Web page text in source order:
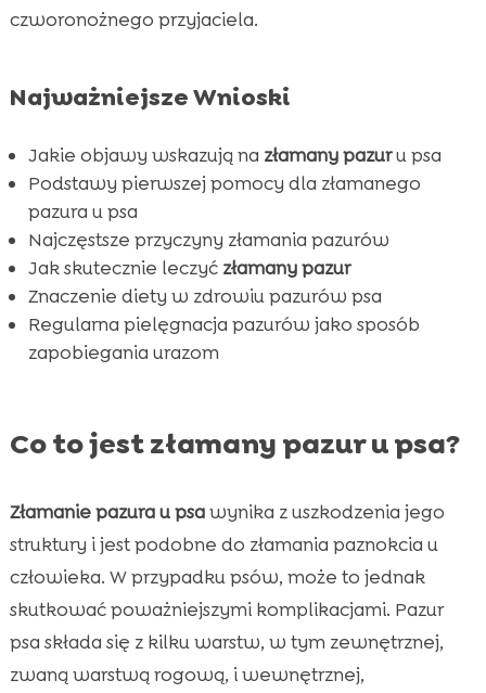
 Mitów dotyczących złamań pazurów u psa
pazury psa
Wniosek
FAQ
czworonożnego przyjaciela.
Najważniejsze Wnioski
Jakie objawy wskazują na złamany pazuru psa
Podstawy pierwszej pomocy dla złamanego
pazura u psa
Najczęstsze przyczyny złamania pazurów
Jak skutecznie leczyć złamany pazur
Znaczenie diety w zdrowiu pazurów psa
Regularna pielęgnacja pazurów jako sposób
zapobiegania urazom
Co to jest złamany pazur u psa?
Złamanie pazura u psawynika z uszkodzenia jego
struktury i jest podobne do złamania paznokcia u
człowieka. W przypadku psów, może to jednak
skutkować poważniejszymi komplikacjami. Pazur
psa składa się z kilku warstw, w tym zewnętrznej,
zwaną warstwą rogową, i wewnętrznej,